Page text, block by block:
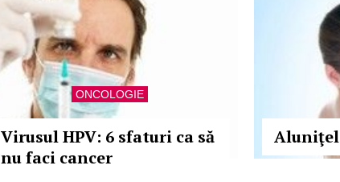
ONCOLOGIE
Virusul HPV: 6 sfaturi ca să
nu faci cancer